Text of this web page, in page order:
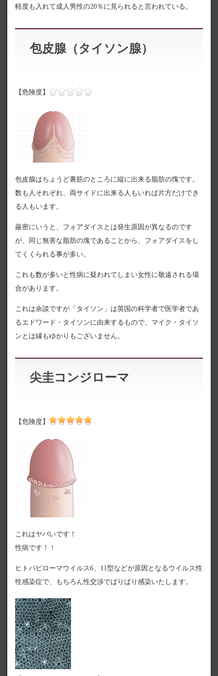
軽度も入れて成人男性の20％に見られると言われている。
包皮腺（タイソン腺）
【危険度】
包皮腺はちょうど裏筋のところに縦に出来る脂肪の塊です。
数も人それぞれ、両サイドに出来る人もいれば片方だけでき
る人もいます。
厳密にいうと、フォアダイスとは発生原因が異なるのです
が、同じ無害な脂肪の塊であることから、フォアダイスをし
てくくられる事が多い。
これも数が多いと性病に疑われてしまい女性に敬遠される場
合があります。
これは余談ですが「タイソン」は英国の科学者で医学者であ
るエドワード・タイソンに由来するもので、マイク・タイソ
ンとは縁もゆかりもございません。
尖圭コンジローマ
【危険度】
これはヤバいです！
性病です！！
ヒトパピローマウイルス6、11型などが原因となるウイルス性
性感染症で、もちろん性交渉でばりばり感染いたします。